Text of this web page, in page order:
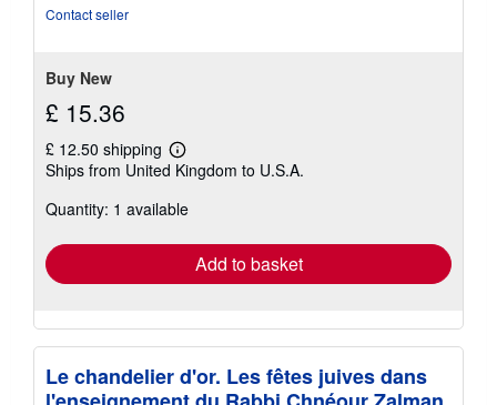
Contact seller
Buy New
£ 15.36
£ 12.50 shipping
Learn
more
shipping
Ships from United Kingdom to U.S.A.
Quantity: 1 available
Add to basket
Le chandelier d'or. Les fêtes juives dans